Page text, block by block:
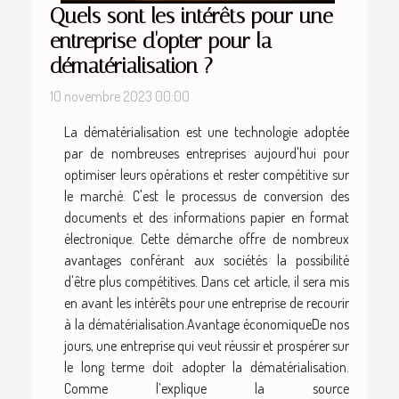
Quels sont les intérêts pour une
entreprise d'opter pour la
dématérialisation ?
10 novembre 2023 00:00
La dématérialisation est une technologie adoptée
par de nombreuses entreprises aujourd'hui pour
optimiser leurs opérations et rester compétitive sur
le marché. C'est le processus de conversion des
documents et des informations papier en format
électronique. Cette démarche offre de nombreux
avantages conférant aux sociétés la possibilité
d'être plus compétitives. Dans cet article, il sera mis
en avant les intérêts pour une entreprise de recourir
à la dématérialisation.Avantage économiqueDe nos
jours, une entreprise qui veut réussir et prospérer sur
le long terme doit adopter la dématérialisation.
Comme l’explique la source